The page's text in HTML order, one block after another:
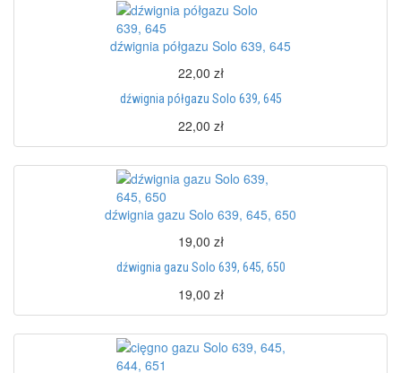
dźwignia półgazu Solo 639, 645
22,00 zł
dźwignia półgazu Solo 639, 645
22,00 zł
dźwignia gazu Solo 639, 645, 650
19,00 zł
dźwignia gazu Solo 639, 645, 650
19,00 zł